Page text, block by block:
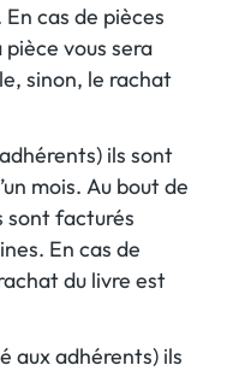
cas de pièces
vous sera
sinon, le rachat
ils sont
mois. Au bout de
sont facturés
En cas de
du livre est
aux adhérents) ils